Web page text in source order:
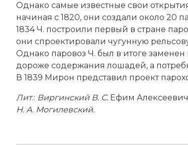
Однако самые известные свои
начиная с 1820, они создали около 20
1834 Ч. построили первый в стране
они спроектировали чугунную
Однако паровоз Ч. был в итоге заменен
дороже содержания лошадей, а
В 1839 Мирон представил проект
Лит.: Виргинский В. С. Ефим
Н. А. Могилевский.